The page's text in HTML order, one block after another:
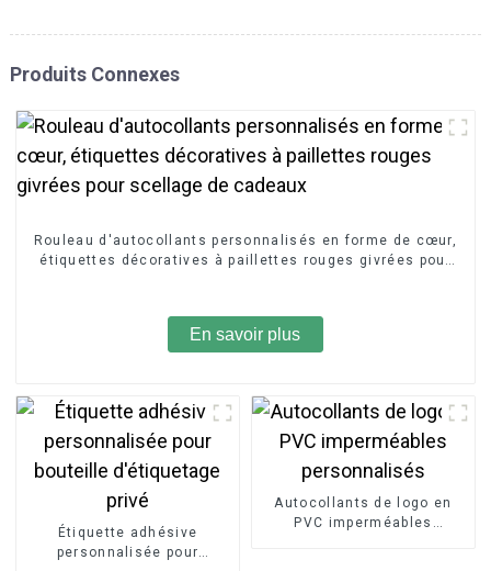
Produits Connexes
Rouleau d'autocollants personnalisés en forme de cœur,
étiquettes décoratives à paillettes rouges givrées pour
En savoir plus
Étiquette adhésive
personnalisée pour
Autocollants de logo en
PVC imperméables